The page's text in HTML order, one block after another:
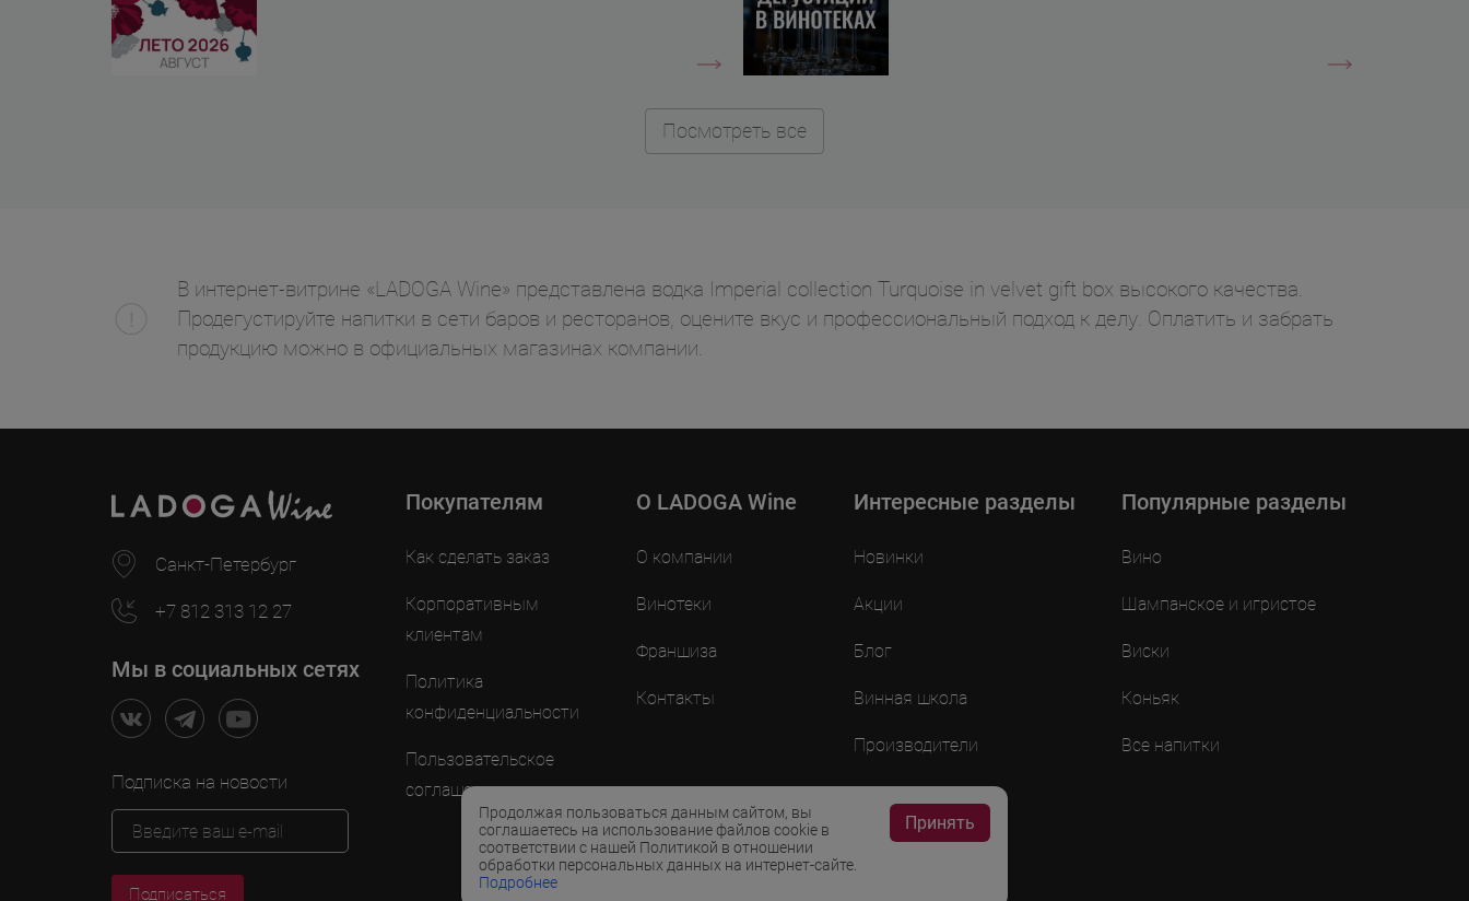
Посмотреть все
Продолжая пользоваться данным сайтом, вы
соглашаетесь на использование файлов cookie в
соответствии с нашей Политикой в отношении
обработки персональных данных на интернет-сайте.
Подробнее
Принять
В интернет-витрине «LADOGA Wine» представлена водка Imperial collection Turquoise in velvet gift box высокого качества.
Продегустируйте напитки в сети баров и ресторанов, оцените вкус и профессиональный подход к делу. Оплатить и забрать
продукцию можно в официальных магазинах компании.
Санкт-Петербург
+7 812 313 12 27
Мы в социальных сетях
Подписка на новости
Подписаться
Покупателям
Как сделать заказ
Корпоративным
клиентам
Политика
конфиденциальности
Пользовательское
соглашение
O LADOGA Wine
О компании
Винотеки
Франшиза
Контакты
Интересные разделы
Новинки
Акции
Блог
Винная школа
Производители
Популярные разделы
Вино
Шампанское и игристое
Виски
Коньяк
Все напитки